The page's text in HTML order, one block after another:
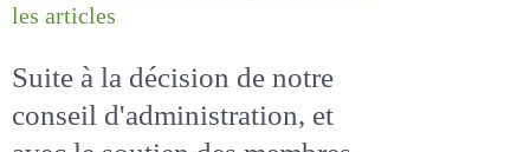
Nouveauté 2026 : accès gratuit à
Suite à la décision de notre